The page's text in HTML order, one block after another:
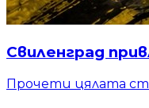
Свиленград
Прочети цялата